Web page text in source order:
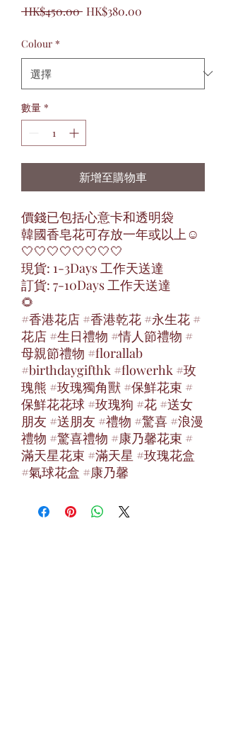
HK$450.00 一
格
HK$380.00
格
Colour *
數量 *
新增至購物車
價錢已包括心意卡和透明袋
韓國香皂花可存放一年或以上☺️
🤍🤍🤍🤍🤍🤍🤍🤍
現貨: 1-3Days 工作天送達
訂貨: 7-10Days 工作天送達
🌻
#香港花店 #香港乾花 #永生花 #
花店 #生日禮物 #情人節禮物 #
母親節禮物 #florallab
#birthdaygifthk #flowerhk #玫
瑰熊 #玫瑰獨角獸 #保鮮花束 #
保鮮花花球 #玫瑰狗 #花 #送女
朋友 #送朋友 #禮物 #驚喜 #浪漫
禮物 #驚喜禮物 #康乃馨花束 #
滿天星花束 #滿天星 #玫瑰花盒
#氣球花盒 #康乃馨